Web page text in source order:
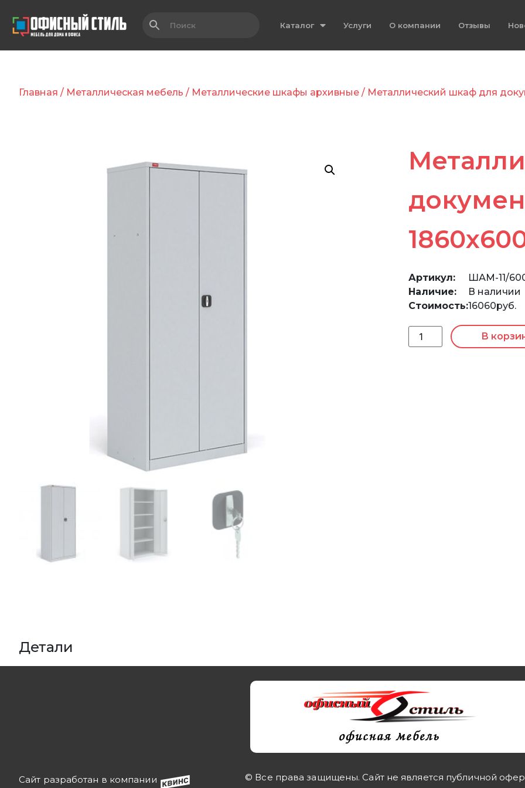
Каталог Услуги О компании Отзывы
Главная / Металлическая мебель / Металлические шкафы архивные / Металлический шкаф для
Артикул:
ШАМ-11/
Наличие:
В наличии
Стоимость:16060руб.
В
Детали
Сайт разработан в компании © Все права защищены. Сайт не является публичной